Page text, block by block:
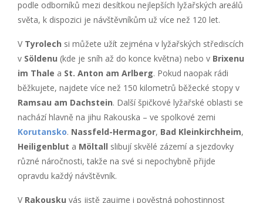
podle odborníků mezi desítkou nejlepších lyžařských areálů
světa, k dispozici je návštěvníkům už více než 120 let.
V Tyrolech si můžete užít zejména v lyžařských střediscích
v Söldenu (kde je sníh až do konce května) nebo v Brixenu
im Thale a St. Anton am Arlberg. Pokud naopak rádi
běžkujete, najdete více než 150 kilometrů běžecké stopy v
Ramsau am Dachstein. Další špičkové lyžařské oblasti se
nachází hlavně na jihu Rakouska – ve spolkové zemi
Korutansko. Nassfeld-Hermagor, Bad Kleinkirchheim,
Heiligenblut a Möltall slibují skvělé zázemí a sjezdovky
různé náročnosti, takže na své si nepochybně přijde
opravdu každý návštěvník.
V Rakousku vás jistě zaujme i pověstná pohostinnost